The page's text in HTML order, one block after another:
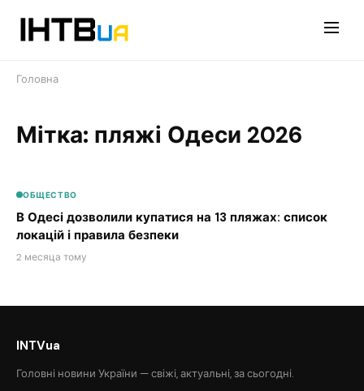
Головна
Мітка: пляжі Одеси 2026
ОБЩЕСТВО
В Одесі дозволили купатися на 13 пляжах: список
локацій і правила безпеки
2 месяца тому
INTVua
Головні новини України — свіжі, актуальні, за сьогодні.